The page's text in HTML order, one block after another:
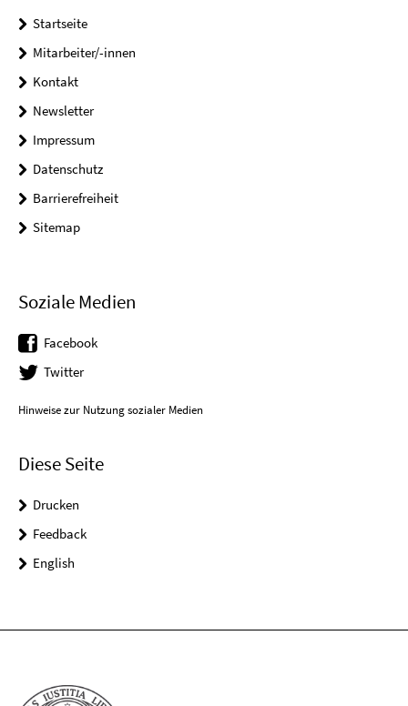
Startseite
Mitarbeiter/-innen
Kontakt
Newsletter
Impressum
Datenschutz
Barrierefreiheit
Sitemap
Soziale Medien
Facebook
Twitter
Hinweise zur Nutzung sozialer Medien
Diese Seite
Drucken
Feedback
English